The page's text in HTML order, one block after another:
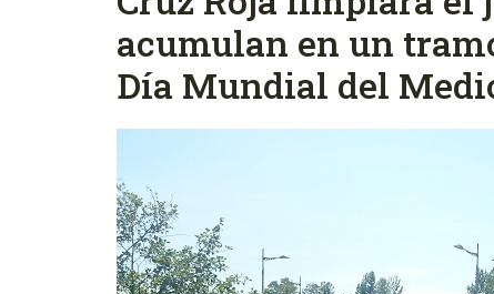
acumulan en un
Día Mundial del